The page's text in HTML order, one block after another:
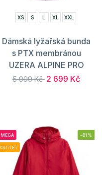
XS S L XL XXL
Dámská lyžařská bunda
s PTX membránou
UZERA ALPINE PRO
5 999 Kč 2 699 Kč
MEGA
OUTLET
-61%